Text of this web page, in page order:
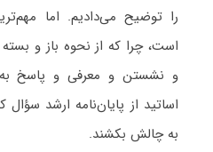
را توضیح می‌دادیم. اما
است، چرا که از نحوه باز و
و نشستن و معرفی و پاسخ به
اساتید از پایان‌نامه ارشد
به چالش بکشند.